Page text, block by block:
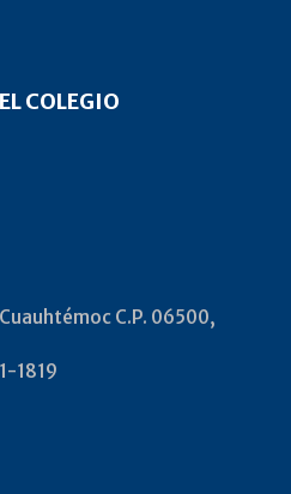
COLEGIO
C.P. 06500,
1819